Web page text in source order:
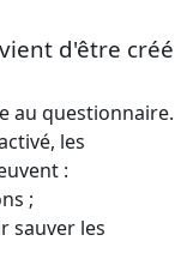
d'être créé
au questionnaire.
les
:
;
sauver les